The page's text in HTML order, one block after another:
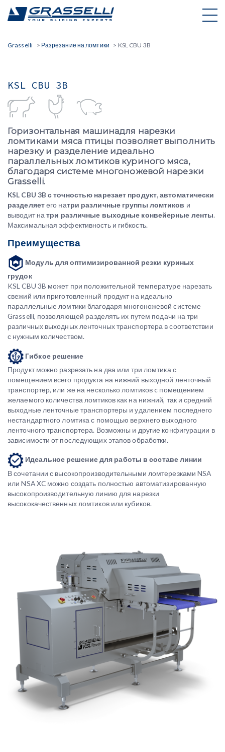
content
Grasselli > Разрезание на ломтики > KSL CBU 3B
KSL CBU 3B
Горизонтальная машинадля нарезки
ломтиками мяса птицы позволяет выполнить
нарезку и разделение идеально
параллельных ломтиков куриного мяса,
благодаря системе многоножевой нарезки
Grasselli.
KSL CBU 3B с точностью нарезает продукт, автоматически
разделяетего натри различные группы ломтиков и
выводит натри различные выходные конвейерные ленты.
Максимальная эффективность и гибкость.
Преимущества
Модуль для оптимизированной резки куриных
грудок
KSL CBU 3B может при положительной температуре нарезать
свежий или приготовленный продукт на идеально
параллельные ломтики благодаря многоножевой системе
Grasselli, позволяющей разделять их путем подачи на три
различных выходных ленточных транспортера в соответствии
с нужным количеством.
Гибкое решение
Продукт можно разрезать на два или три ломтика с
помещением всего продукта на нижний выходной ленточный
транспортер, или же на несколько ломтиков c помещением
желаемого количества ломтиков как на нижний, так и средний
выходные ленточные транспортеры и удалением последнего
нестандартного ломтика с помощью верхнего выходного
ленточного транспортера. Возможны и другие конфигурации в
зависимости от последующих этапов обработки.
Идеальное решение для работы в составе линии
В сочетании с высокопроизводительными ломтерезками NSA
или NSA XC можно создать полностью автоматизированную
высокопроизводительную линию для нарезки
высококачественных ломтиков или кубиков.